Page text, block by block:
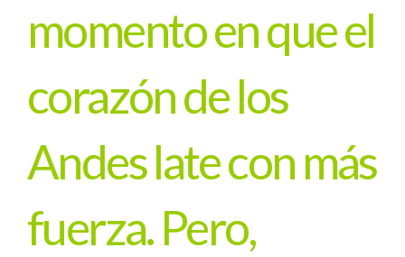
momento en que el
corazón de los
Andes late con más
fuerza. Pero,